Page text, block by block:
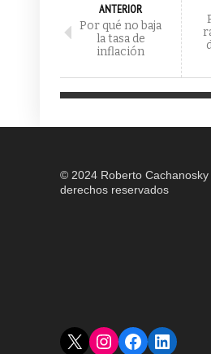
ANTERIOR
Por qué no baja
la tasa de
inflación
© 2024 Roberto Cachanosky
derechos reservados
X Instagram
Facebook